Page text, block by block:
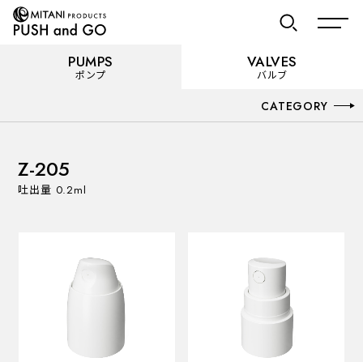
使用用途から選ぶ
VALVES バルブ
お気に入り
PUMPS
ポンプ
VALVES
バルブ
CATEGORY
Z-205
吐出量 0.2ml